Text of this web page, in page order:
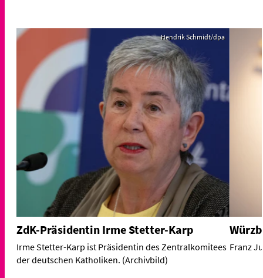
Hendrik Schmidt/dpa
ZdK-Präsidentin Irme Stetter-Karp
Irme Stetter-Karp ist Präsidentin des Zentralkomitees
der deutschen Katholiken. (Archivbild)
Franz